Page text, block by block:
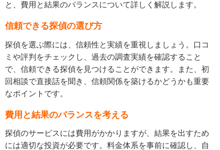
と、費用と結果のバランスについて詳しく解説します。
信頼できる探偵の選び方
探偵を選ぶ際には、信頼性と実績を重視しましょう。口コ
ミや評判をチェックし、過去の調査実績を確認すること
で、信頼できる探偵を見つけることができます。また、初
回相談で直接話を聞き、信頼関係を築けるかどうかも重要
なポイントです。
費用と結果のバランスを考える
探偵のサービスには費用がかかりますが、結果を出すため
には適切な投資が必要です。料金体系を事前に確認し、自